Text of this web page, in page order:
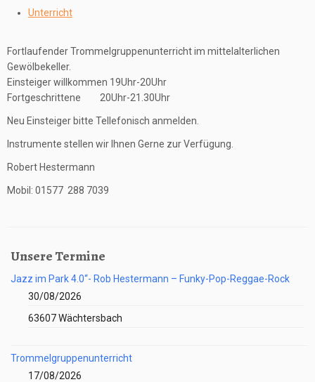
Unterricht
Fortlaufender Trommelgruppenunterricht im mittelalterlichen
Gewölbekeller.
Einsteiger willkommen 19Uhr-20Uhr
Fortgeschrittene 20Uhr-21.30Uhr
Neu Einsteiger bitte Tellefonisch anmelden.
Instrumente stellen wir Ihnen Gerne zur Verfügung.
Robert Hestermann
Mobil: 01577 288 7039
Unsere Termine
Jazz im Park 4.0“- Rob Hestermann – Funky-Pop-Reggae-Rock
30/08/2026
63607 Wächtersbach
Trommelgruppenunterricht
17/08/2026